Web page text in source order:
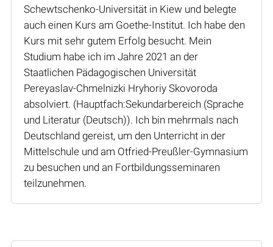
Schewtschenko-Universität in Kiew und belegte
auch einen Kurs am Goethe-Institut. Ich habe den
Kurs mit sehr gutem Erfolg besucht. Mein
Studium habe ich im Jahre 2021 an der
Staatlichen Pädagogischen Universität
Pereyaslav-Chmelnizki Hryhoriy Skovoroda
absolviert. (Hauptfach:Sekundarbereich (Sprache
und Literatur (Deutsch)). Ich bin mehrmals nach
Deutschland gereist, um den Unterricht in der
Mittelschule und am Otfried-Preußler-Gymnasium
zu besuchen und an Fortbildungsseminaren
teilzunehmen.